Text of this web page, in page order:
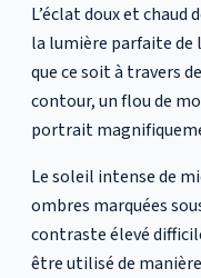
L’éclat doux et chaud
la lumière parfaite de
que ce soit à travers
contour, un flou de
portrait
Le soleil intense de
ombres marquées
contraste élevé
être utilisé de